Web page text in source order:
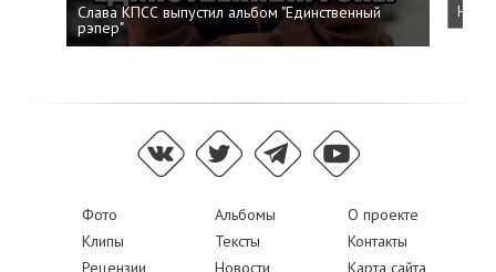
Слава КПСС выпустил альбом "Единственный
рэпер"
Фото Альбомы
О проекте
Клипы
Тексты
Контакты
Рецензии
Новости Карта сайта